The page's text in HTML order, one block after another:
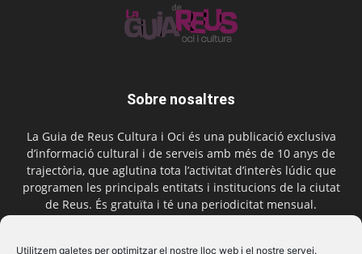
Utilitzem galetes per optimitzar el nostre lloc web i el nostre servei.
Sobre nosaltres
La Guia de Reus Cultura i Oci és una publicació exclusiva
d’informació cultural i de serveis amb més de 10 anys de
trajectòria, que aglutina tota l’activitat d’interès lúdic que
programen les principals entitats i institucions de la ciutat
de Reus. És gratuïta i té una periodicitat mensual.